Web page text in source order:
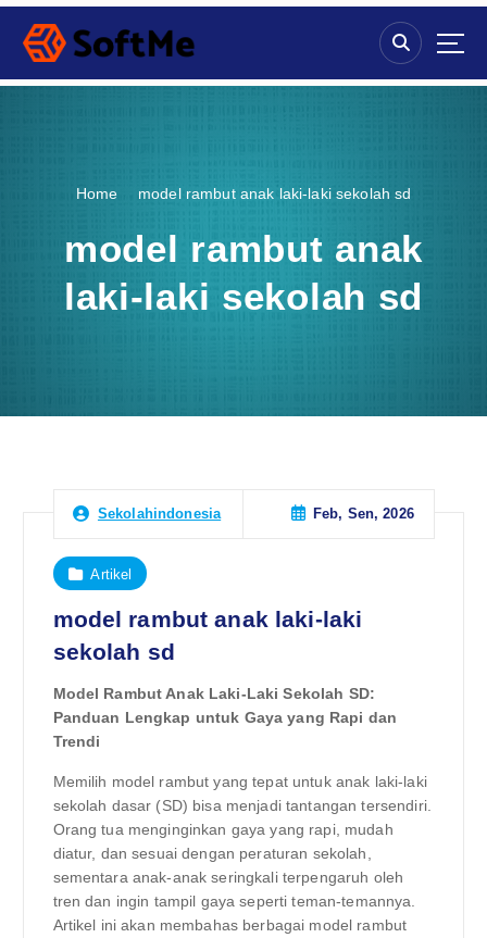
S
p
Home model rambut anak laki-laki sekolah sd
model rambut anak
laki-laki sekolah sd
Sekolahindonesia Feb, Sen, 2026
Artikel
model rambut anak laki-laki
sekolah sd
Model Rambut Anak Laki-Laki Sekolah SD:
Panduan Lengkap untuk Gaya yang Rapi dan
Trendi
Memilih model rambut yang tepat untuk anak laki-laki
sekolah dasar (SD) bisa menjadi tantangan tersendiri.
Orang tua menginginkan gaya yang rapi, mudah
diatur, dan sesuai dengan peraturan sekolah,
sementara anak-anak seringkali terpengaruh oleh
tren dan ingin tampil gaya seperti teman-temannya.
Artikel ini akan membahas berbagai model rambut